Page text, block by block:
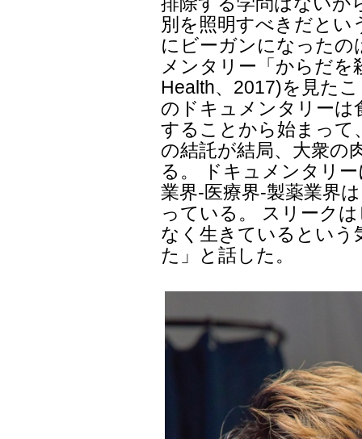
別を照明すべきだとい
にビーガンになった
メンタリー「からだを
Health、2017)を見た
のドキュメンタリーは
することから始まって
の結託が結局、大衆の
る。 ドキュメンタリ
業界-医療界-製薬業界
っている。 スリーク
なく生きているとい
た」と話した。